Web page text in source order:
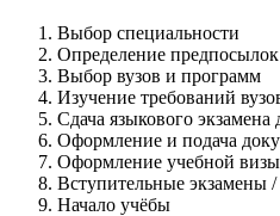
Выбор специальности
Определение
Выбор вузов и программ
Изучение требований
Сдача языкового экзамена
Оформление и подача
Оформление учебной визы
Вступительные экзамены /
Начало учёбы